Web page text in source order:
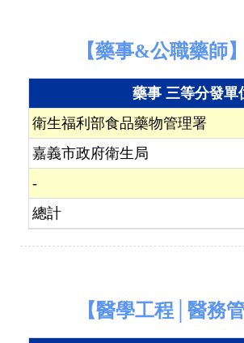
【藥事&公職藥師
藥事 三等分發單
衛生福利部食品藥物管理署
嘉義市政府衛生局
-
總計
【醫學工程│醫務